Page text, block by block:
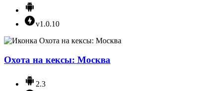
v1.0.10
Охота на кексы: Москва
2.3